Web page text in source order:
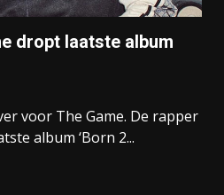
dropt laatste album
voor The Game. De rapper
album ‘Born 2...